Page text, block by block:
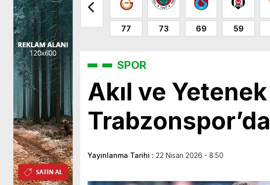
77 73 69 59
SPOR
Akıl ve Yetenek
Trabzonspor’da
Yayınlanma Tarihi : 22 Nisan 2026 - 8:50